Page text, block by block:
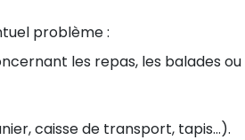
problème :
les repas, les balades
caisse de transport, tapis…).